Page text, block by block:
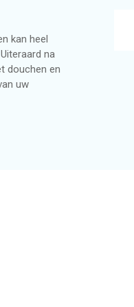
kan heel
na
douchen en
uw